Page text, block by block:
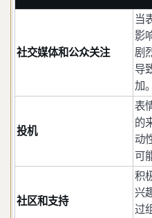
社交媒体和公众关注
当
影
剧
导
加。
投机
表
的
动
可
社区和支持
积
兴
过